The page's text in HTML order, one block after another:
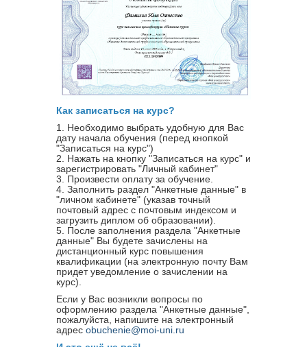
Как записаться на курс?
1. Необходимо выбрать удобную для Вас
дату начала обучения (перед кнопкой
"Записаться на курс")
2. Нажать на кнопку "Записаться на курс" и
зарегистрировать "Личный кабинет"
3. Произвести оплату за обучение.
4. Заполнить раздел "Анкетные данные" в
"личном кабинете" (указав точный
почтовый адрес с почтовым индексом и
загрузить диплом об образовании).
5. После заполнения раздела "Анкетные
данные" Вы будете зачислены на
дистанционный курс повышения
квалификации (на электронную почту Вам
придет уведомление о зачислении на
курс).
Если у Вас возникли вопросы по
оформлению раздела "Анкетные данные",
пожалуйста, напишите на электронный
адрес obuchenie@moi-uni.ru